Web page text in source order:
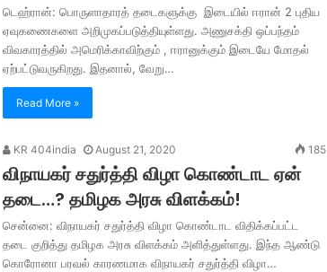
டெஹ்ரான்: பொருளாதாரத் தடைகளுக்கு இடையில் ஈரான் 2 புதிய
ஏவுகணைகளை அறிமுகப்படுத்தியுள்ளது. அணுசக்தி ஒப்பந்தம்
விவகாரத்தில் அமெரிக்காவிற்கும் , ஈரானுக்கும் இடையே மோதல்
ஏற்பட்டுவருகிறது. இதனால், வேறு…
Read More »
KR 404india August 21, 2020 185
விநாயகர் சதுர்த்தி விழா கொண்டாட ஏன்
தடை…? தமிழக அரசு விளக்கம்!
சென்னை: விநாயகர் சதுர்த்தி விழா கொண்டாட விதிக்கப்பட்ட
தடை குறித்து தமிழக அரசு விளக்கம் அளித்துள்ளது. இந்த ஆண்டு
கொரோனா பரவல் காரணமாக விநாயகர் சதுர்த்தி விழா…